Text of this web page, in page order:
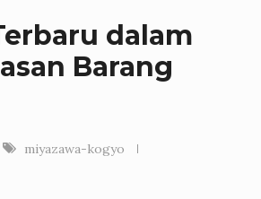
dalam
Barang
miyazawa-kogyo